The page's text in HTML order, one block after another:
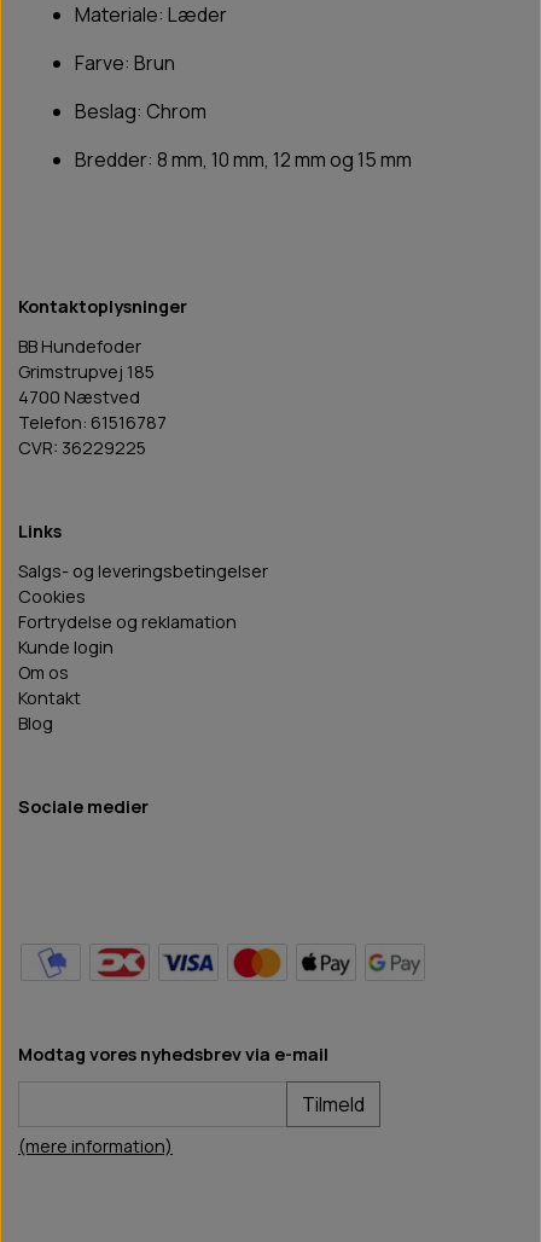
Materiale: Læder
Farve: Brun
Beslag: Chrom
Bredder: 8 mm, 10 mm, 12 mm og 15 mm
Kontaktoplysninger
BB Hundefoder
Grimstrupvej 185
4700 Næstved
Telefon: 61516787
CVR: 36229225
Links
Salgs- og leveringsbetingelser
Cookies
Fortrydelse og reklamation
Kunde login
Om os
Kontakt
Blog
Sociale medier
Modtag vores nyhedsbrev via e-mail
Tilmeld
(mere information)